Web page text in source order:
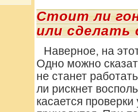
Стоит ли
или сделать
Наверное, на
Одно можно
не станет
ли рискнет
касается